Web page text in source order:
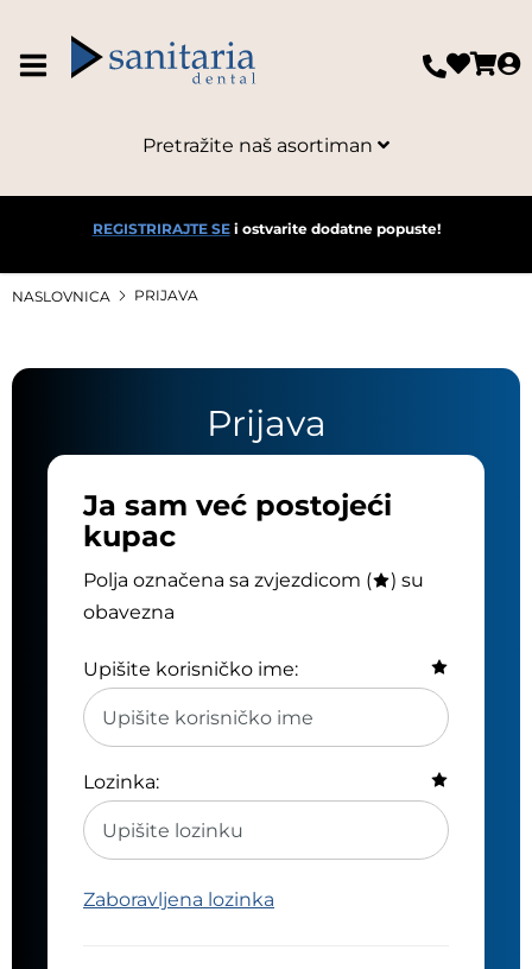
Pretražite naš asortiman
REGISTRIRAJTE SEi ostvarite dodatne popuste!
NASLOVNICA PRIJAVA
Prijava
Ja sam već postojeći
kupac
Polja označena sa zvjezdicom (
) su
obavezna
Upišite korisničko ime:
Lozinka:
Zaboravljena lozinka